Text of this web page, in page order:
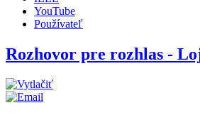
YouTube
Používateľ
Rozhovor pre rozhlas -